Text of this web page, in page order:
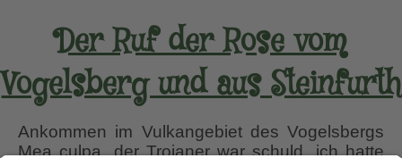
Der Ruf der Rose vom
Vogelsberg und aus Steinfurth
Ankommen im Vulkangebiet des Vogelsbergs
Mea culpa, der Trojaner war schuld, ich hatte